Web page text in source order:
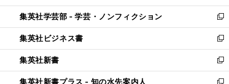
開
く
ウ
で
開
く
ン
ド
ウ
で
開
く
ウ
ィ
ン
ド
ウ
で
開
く
集英社学芸部 - 学芸・ノンフィクション
新
し
い
ウ
ィ
ン
集英社ビジネス書
新
し
い
ウ
集英社新書
新
し
集英社新書プラス - 知の水先案内人